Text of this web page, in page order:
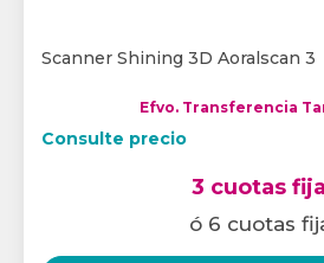
Scanner Shining 3D Aoralscan 3
Efvo. Transferencia
Consulte precio
3 cuotas
ó 6 cuotas